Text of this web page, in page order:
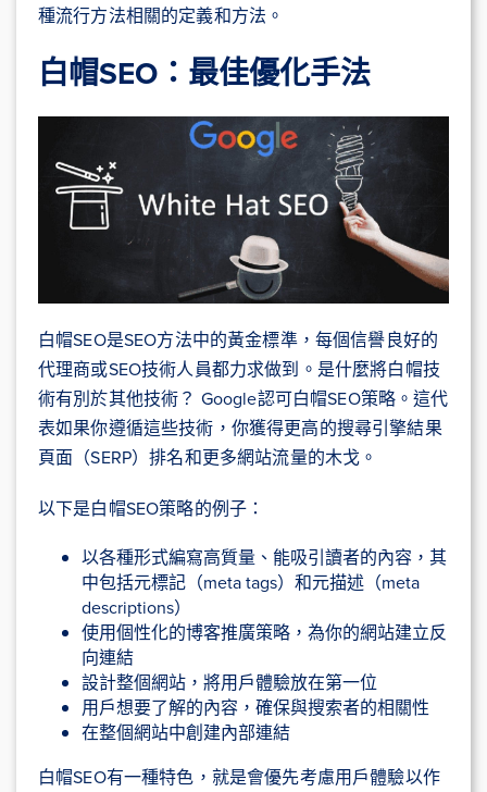
種流行方法相關的定義和方法。
白帽SEO ：最佳優化手法
白帽SEO是SEO方法中的黃金標準，每個信譽良好的
代理商或SEO技術人員都力求做到。是什麼將白帽技
術有別於其他技術？ Google認可白帽SEO策略。這代
表如果你遵循這些技術，你獲得更高的搜尋引擎結果
頁面（SERP）排名和更多網站流量的木戈。
以下是白帽SEO策略的例子：
以各種形式編寫高質量、能吸引讀者的內容，其
中包括元標記（meta tags）和元描述（meta
descriptions）
使用個性化的博客推廣策略，為你的網站建立反
向連結
設計整個網站，將用戶體驗放在第一位
用戶想要了解的內容，確保與搜索者的相關性
在整個網站中創建內部連結
白帽SEO有一種特色，就是會優先考慮用戶體驗以作